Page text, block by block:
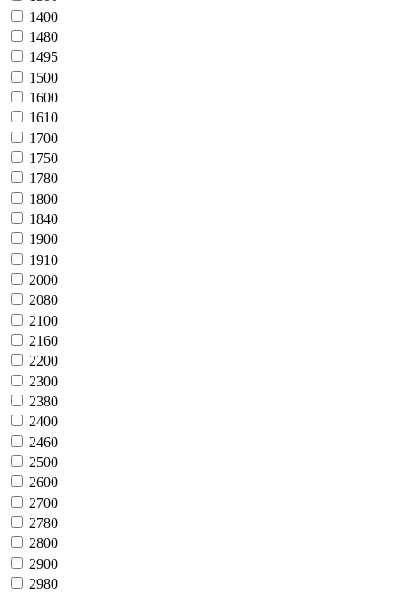
1400
1480
1495
1500
1600
1610
1700
1750
1780
1800
1840
1900
1910
2000
2080
2100
2160
2200
2300
2380
2400
2460
2500
2600
2700
2780
2800
2900
2980